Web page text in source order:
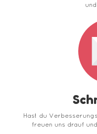
Hast du
freuen uns drauf